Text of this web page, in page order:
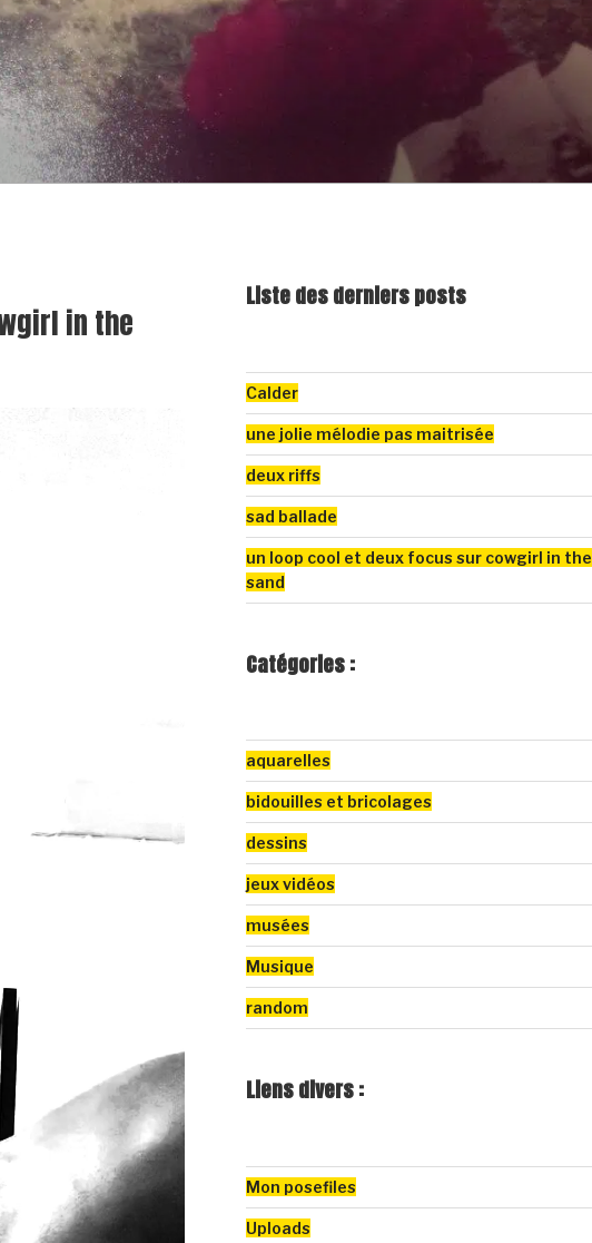
in the
Liste des derniers posts
Calder
une jolie mélodie pas maitrisée
deux riffs
sad ballade
un loop cool et deux focus sur cowgirl in the
sand
Catégories :
aquarelles
bidouilles et bricolages
dessins
jeux vidéos
musées
Musique
random
Liens divers :
Mon posefiles
Uploads